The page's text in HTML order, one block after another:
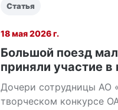
Статья
18 мая 2026 г.
Большой поезд
приняли участие
Дочери сотрудницы АО
творческом конкурсе